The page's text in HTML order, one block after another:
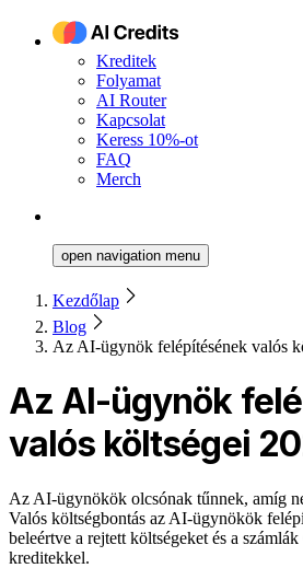
Kreditek
Folyamat
AI Router
Kapcsolat
Keress 10%-ot
FAQ
Merch
open navigation menu
Kezdőlap
Blog
Az AI-ügynök felépítésének valós
Az AI-ügynök
valós költségei
Az AI-ügynökök olcsónak tűnnek, amíg
Valós költségbontás az AI-ügynökök
beleértve a rejtett költségeket és a
kreditekkel.